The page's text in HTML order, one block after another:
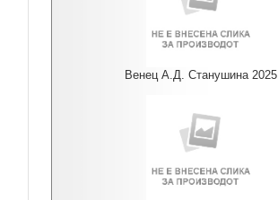
Венец А.Д. Станушина 2025